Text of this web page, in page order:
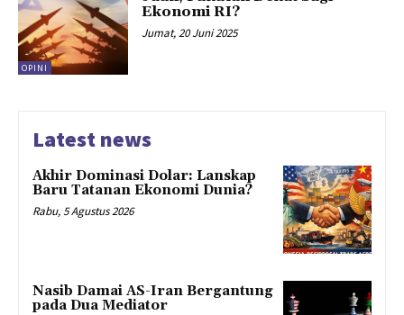
OPINI
Ekonomi RI?
Jumat, 20 Juni 2025
Latest news
Akhir Dominasi Dolar: Lanskap
Baru Tatanan Ekonomi Dunia?
Rabu, 5 Agustus 2026
Nasib Damai AS-Iran Bergantung
pada Dua Mediator